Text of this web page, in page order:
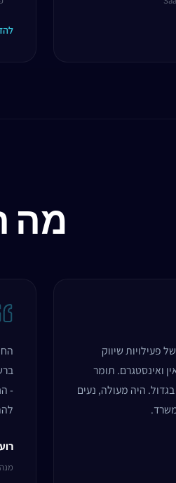
מה
פעילויות שיווק
ואינסטגרם. תומר
היה מעולה, נעים
-